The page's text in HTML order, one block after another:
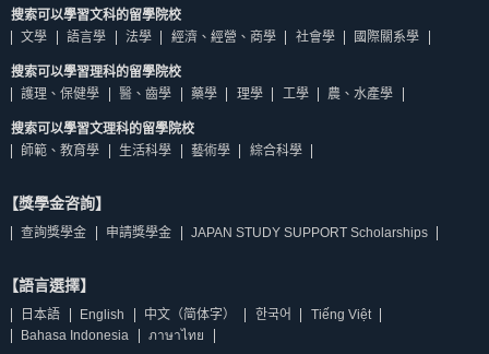
搜索可以學習文科的留學院校
文學
語言學 法學 經濟、經營、商學 社會學 國際關系學
搜索可以學習理科的留學院校
護理、保健學
醫、齒學 藥學 理學 工學 農、水產學
搜索可以學習文理科的留學院校
師範、教育學
生活科學 藝術學 綜合科學
【獎學金咨詢】
查詢獎學金 申請獎學金 JAPAN STUDY SUPPORT Scholarships
【語言選擇】
日本語 English 中文（简体字） 한국어
Tiếng Việt
Bahasa Indonesia
ภาษาไทย